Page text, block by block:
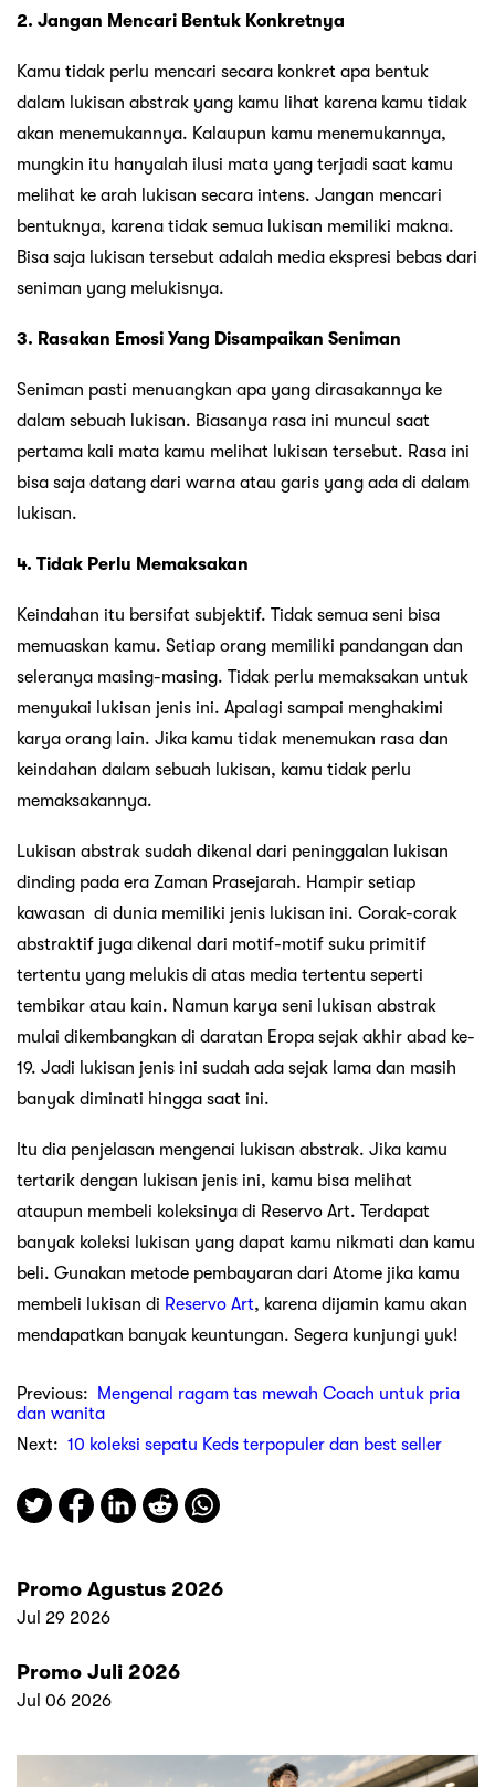
2. Jangan Mencari Bentuk Konkretnya
Kamu tidak perlu mencari secara konkret apa bentuk
dalam lukisan abstrak yang kamu lihat karena kamu tidak
akan menemukannya. Kalaupun kamu menemukannya,
mungkin itu hanyalah ilusi mata yang terjadi saat kamu
melihat ke arah lukisan secara intens. Jangan mencari
bentuknya, karena tidak semua lukisan memiliki makna.
Bisa saja lukisan tersebut adalah media ekspresi bebas dari
seniman yang melukisnya.
3. Rasakan Emosi Yang Disampaikan Seniman
Seniman pasti menuangkan apa yang dirasakannya ke
dalam sebuah lukisan. Biasanya rasa ini muncul saat
pertama kali mata kamu melihat lukisan tersebut. Rasa ini
bisa saja datang dari warna atau garis yang ada di dalam
lukisan.
4. Tidak Perlu Memaksakan
Keindahan itu bersifat subjektif. Tidak semua seni bisa
memuaskan kamu. Setiap orang memiliki pandangan dan
seleranya masing-masing. Tidak perlu memaksakan untuk
menyukai lukisan jenis ini. Apalagi sampai menghakimi
karya orang lain. Jika kamu tidak menemukan rasa dan
keindahan dalam sebuah lukisan, kamu tidak perlu
memaksakannya.
Lukisan abstrak sudah dikenal dari peninggalan lukisan
dinding pada era Zaman Prasejarah. Hampir setiap
kawasan di dunia memiliki jenis lukisan ini. Corak-corak
abstraktif juga dikenal dari motif-motif suku primitif
tertentu yang melukis di atas media tertentu seperti
tembikar atau kain. Namun karya seni lukisan abstrak
mulai dikembangkan di daratan Eropa sejak akhir abad ke-
19. Jadi lukisan jenis ini sudah ada sejak lama dan masih
banyak diminati hingga saat ini.
Itu dia penjelasan mengenai lukisan abstrak. Jika kamu
tertarik dengan lukisan jenis ini, kamu bisa melihat
ataupun membeli koleksinya di Reservo Art. Terdapat
banyak koleksi lukisan yang dapat kamu nikmati dan kamu
beli. Gunakan metode pembayaran dari Atome jika kamu
membeli lukisan di Reservo Art, karena dijamin kamu akan
mendapatkan banyak keuntungan. Segera kunjungi yuk!
Previous:
Mengenal ragam tas mewah Coach untuk pria
dan wanita
Next: 10 koleksi sepatu Keds terpopuler dan best seller
Promo Agustus 2026
Jul 29 2026
Promo Juli 2026
Jul 06 2026